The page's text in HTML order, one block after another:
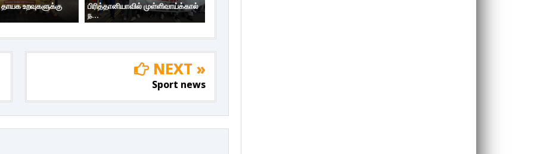
தாயக உறவுகளுக்கு
பிரித்தானியாவில் முள்ளிவாய்க்கால்
ந...
NEXT »
Sport news